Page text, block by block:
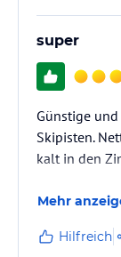
super
Günstige
Skipisten.
kalt in den
Mehr
Hilfreich